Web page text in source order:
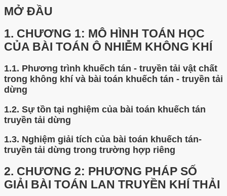
MỞ ĐẦU
1. CHƯƠNG 1: MÔ HÌNH TOÁN HỌC
CỦA BÀI TOÁN Ô NHIỄM KHÔNG KHÍ
1.1. Phương trình khuếch tán - truyền tải vật chất
trong không khí và bài toán khuếch tán - truyền tải
dừng
1.2. Sự tồn tại nghiệm của bài toán khuếch tán
truyền tải dừng
1.3. Nghiệm giải tích của bài toán khuếch tán-
truyền tải dừng trong trường hợp riêng
2. CHƯƠNG 2: PHƯƠNG PHÁP SỐ
GIẢI BÀI TOÁN LAN TRUYỀN KHÍ THẢI